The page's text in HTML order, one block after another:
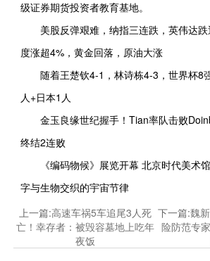
级证券期货投资者教育基地。
美股反弹艰难，纳指三连跌，英伟达跌
度涨超4%，黄金回落，原油大涨
随着王楚钦4-1，林诗栋4-3，世界杯8
人+日本1人
金玉良缘世纪握手！Tian率队击败
终结2连败
《编码物候》展览开幕 北京时代美术
字与生物交织的宇宙节律
上一篇:高速车祸5车追尾3人死
亡！幸存者：被毁容墓地上吃年
夜饭
下一篇:魏
险防范专